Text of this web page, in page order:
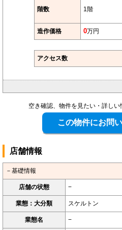
階数 1階
造作価格 0万円
アクセス数
空き確認、物件を見たい・詳しい
店舗情報
－基礎情報
店舗の状態 −
業態：大分類 スケルトン
業態名 −